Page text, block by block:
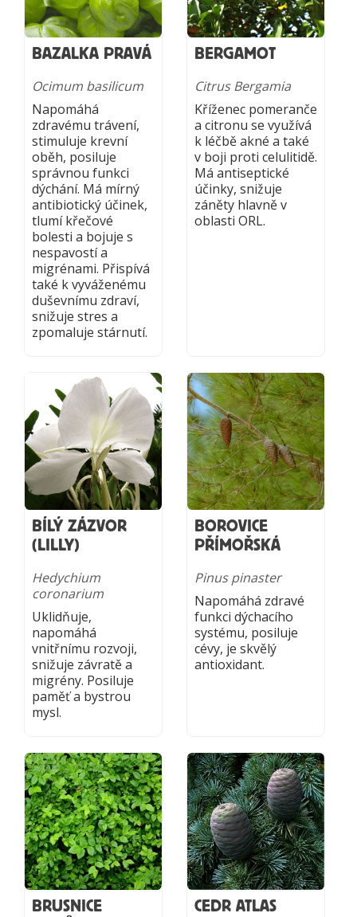
BAZALKA PRAVÁ
Ocimum basilicum
Napomáhá
zdravému trávení,
stimuluje krevní
oběh, posiluje
správnou funkci
dýchání. Má mírný
antibiotický účinek,
tlumí křečové
bolesti a bojuje s
nespavostí a
migrénami. Přispívá
také k vyváženému
duševnímu zdraví,
snižuje stres a
zpomaluje stárnutí.
BERGAMOT
Citrus Bergamia
Kříženec pomeranče
a citronu se využívá
k léčbě akné a také
v boji proti celulitidě.
Má antiseptické
účinky, snižuje
záněty hlavně v
oblasti ORL.
BÍLÝ ZÁZVOR
(LILLY)
Hedychium
coronarium
Uklidňuje,
napomáhá
vnitřnímu rozvoji,
snižuje závratě a
migrény. Posiluje
paměť a bystrou
mysl.
BOROVICE
PŘÍMOŘSKÁ
Pinus pinaster
Napomáhá zdravé
funkci dýchacího
systému, posiluje
cévy, je skvělý
antioxidant.
BRUSNICE
CEDR ATLAS